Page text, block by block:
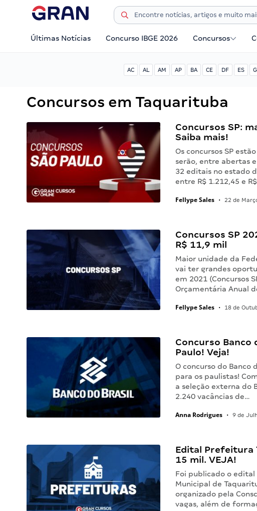
Últimas Notícias Concurso IBGE 2026 Concursos
AC AL AM AP BA CE DF ES
Concursos em Taquarituba
Concursos SP:
Saiba mais!
Os concursos SP
serão, entre abertas
32 editais no estado
entre R$ 1.212,45 e
Fellype Sales • 22 de
Concursos SP
R$ 11,9 mil
Maior unidade da
vai ter grandes
em 2021 (Concursos
Orçamentária Anual
Fellype Sales • 18 de
Concurso Banco
Paulo! Veja!
O concurso do
para os paulistas!
a seleção externa do
2.240 vacâncias de…
Anna Rodrigues • 9 de
Edital Prefeitura
15 mil. VEJA!
Foi publicado o
Municipal de
organizado pela
vagas, além de